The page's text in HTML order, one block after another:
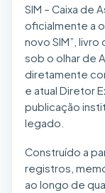
SIM – Caixa de
oficialmente a
novo SIM”,
sob o olhar de
diretamente
e atual Diretor
publicação
legado.
Construído a
registros,
ao longo de